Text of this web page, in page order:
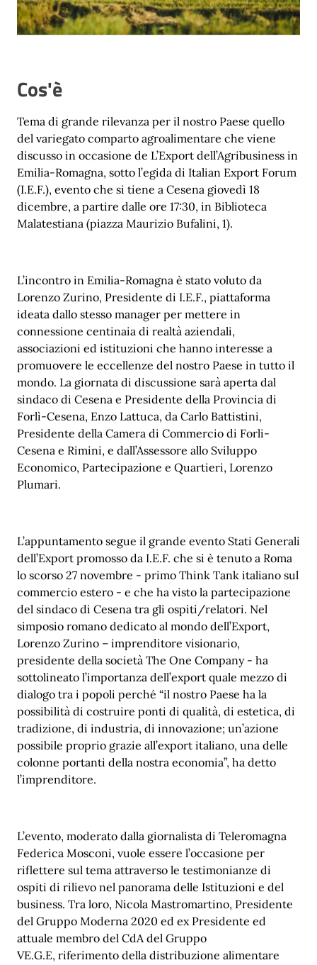
Cos'è
Tema di grande rilevanza per il nostro Paese quello
del variegato comparto agroalimentare che viene
discusso in occasione de L’Export dell’Agribusiness in
Emilia-Romagna, sotto l’egida di Italian Export Forum
(I.E.F.), evento che si tiene a Cesena giovedì 18
dicembre, a partire dalle ore 17:30, in Biblioteca
Malatestiana (piazza Maurizio Bufalini, 1).
L’incontro in Emilia-Romagna è stato voluto da
Lorenzo Zurino, Presidente di I.E.F., piattaforma
ideata dallo stesso manager per mettere in
connessione centinaia di realtà aziendali,
associazioni ed istituzioni che hanno interesse a
promuovere le eccellenze del nostro Paese in tutto il
mondo. La giornata di discussione sarà aperta dal
sindaco di Cesena e Presidente della Provincia di
Forlì-Cesena, ⁠Enzo Lattuca, da Carlo Battistini,
Presidente della Camera di Commercio di Forli-
Cesena e Rimini, e dall’⁠Assessore allo Sviluppo
Economico, Partecipazione e Quartieri, Lorenzo
Plumari.
L’appuntamento segue il grande evento Stati Generali
dell’Export promosso da I.E.F. che si è tenuto a Roma
lo scorso 27 novembre - primo Think Tank italiano sul
commercio estero - e che ha visto la partecipazione
del sindaco di Cesena tra gli ospiti/relatori. Nel
simposio romano dedicato al mondo dell’Export,
Lorenzo Zurino – imprenditore visionario,
presidente della società The One Company - ha
sottolineato l’importanza dell’export quale mezzo di
dialogo tra i popoli perché “il nostro Paese ha la
possibilità di costruire ponti di qualità, di estetica, di
tradizione, di industria, di innovazione; un’azione
possibile proprio grazie all’export italiano, una delle
colonne portanti della nostra economia”, ha detto
l’imprenditore.
L’evento, moderato dalla giornalista di Teleromagna
Federica Mosconi, vuole essere l’occasione per
riflettere sul tema attraverso le testimonianze di
ospiti di rilievo nel panorama delle Istituzioni e del
business. Tra loro, Nicola Mastromartino, Presidente
del Gruppo Moderna 2020 ed ex Presidente ed
attuale membro del CdA del Gruppo
VE.G.E, riferimento della distribuzione alimentare